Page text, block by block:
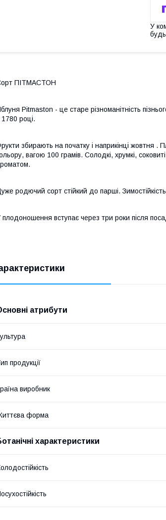
У
ПІТМАСТОН
Pitmaston - це старе різноманітність
1780 році.
збирають на початку і наприкінці жовтня .
вагою 100 грамів. Солодкі, хрумкі,
родючий сорт стійкий до парші.
плодоношення вступає через три роки після
атрибути
продукції
виробник
форма
характеристики